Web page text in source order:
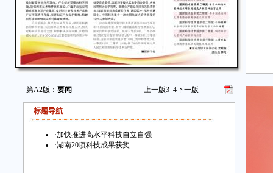
第A2版： 要闻 上一版3 4下一版
标题导航
·加快推进高水平科技自立自强
·湖南20项科技成果获奖